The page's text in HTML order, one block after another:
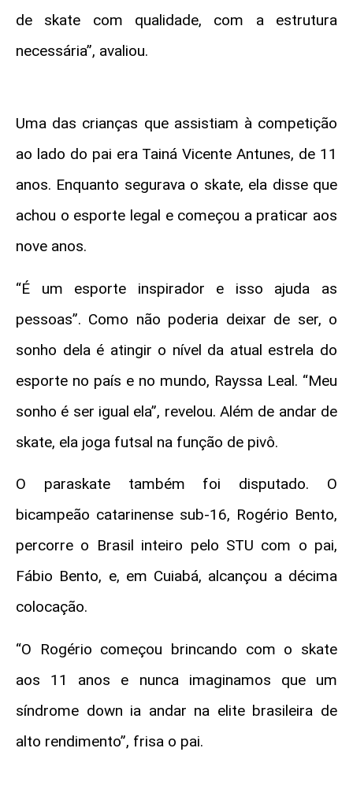
de skate com qualidade, com a estrutura
necessária”, avaliou.
Uma das crianças que assistiam à competição
ao lado do pai era Tainá Vicente Antunes, de 11
anos. Enquanto segurava o skate, ela disse que
achou o esporte legal e começou a praticar aos
nove anos.
“É um esporte inspirador e isso ajuda as
pessoas”. Como não poderia deixar de ser, o
sonho dela é atingir o nível da atual estrela do
esporte no país e no mundo, Rayssa Leal. “Meu
sonho é ser igual ela”, revelou. Além de andar de
skate, ela joga futsal na função de pivô.
O paraskate também foi disputado. O
bicampeão catarinense sub-16, Rogério Bento,
percorre o Brasil inteiro pelo STU com o pai,
Fábio Bento, e, em Cuiabá, alcançou a décima
colocação.
“O Rogério começou brincando com o skate
aos 11 anos e nunca imaginamos que um
síndrome down ia andar na elite brasileira de
alto rendimento”, frisa o pai.